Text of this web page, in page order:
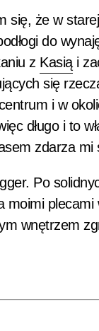
się, że w
do
z Kasiąi
się
i w
długo i to
zdarza mi
Po
plecami
wnętrzem